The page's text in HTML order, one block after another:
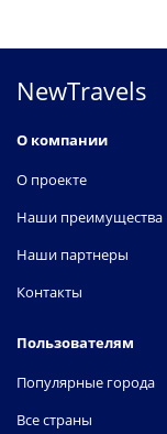
NewTravels
О компании
О проекте
Наши преимущества
Наши партнеры
Контакты
Пользователям
Популярные города
Все страны